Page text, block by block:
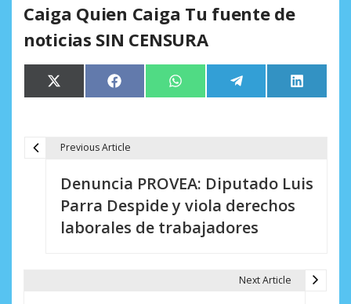
Caiga Quien Caiga Tu fuente de
noticias SIN CENSURA
Compartir
en
X
(Twitter)
Compartir
en
Facebook Compartir
en
WhatsApp Compartir
en
Telegram
en
LinkedIn
Previous Article
Denuncia PROVEA: Diputado Luis
Parra Despide y viola derechos
laborales de trabajadores
Next Article